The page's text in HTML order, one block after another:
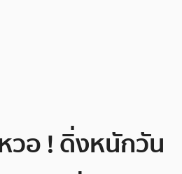
วอ ! ดิ่งหนักวัน